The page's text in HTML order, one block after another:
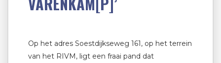
Op het adres Soestdijkseweg 161, op het terrein
van het RIVM, ligt een fraai pand dat